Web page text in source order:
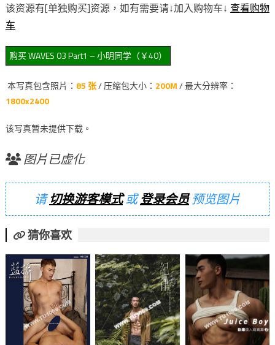
该资源有[单独购买]资源，如有需要请↓加入购物车↓ 查看购物
车
本写真包含照片： 85 张/ 压缩包大小： 200M/ 最大分辨率：
1800x2400
该写真暂未提供下载。
图片已虚化
请切换游客模式或登录会员预览图片
猜你喜欢